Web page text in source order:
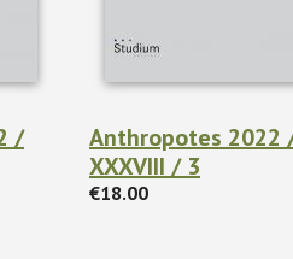
/
Anthropotes 2022
XXXVIII / 3
€18.00